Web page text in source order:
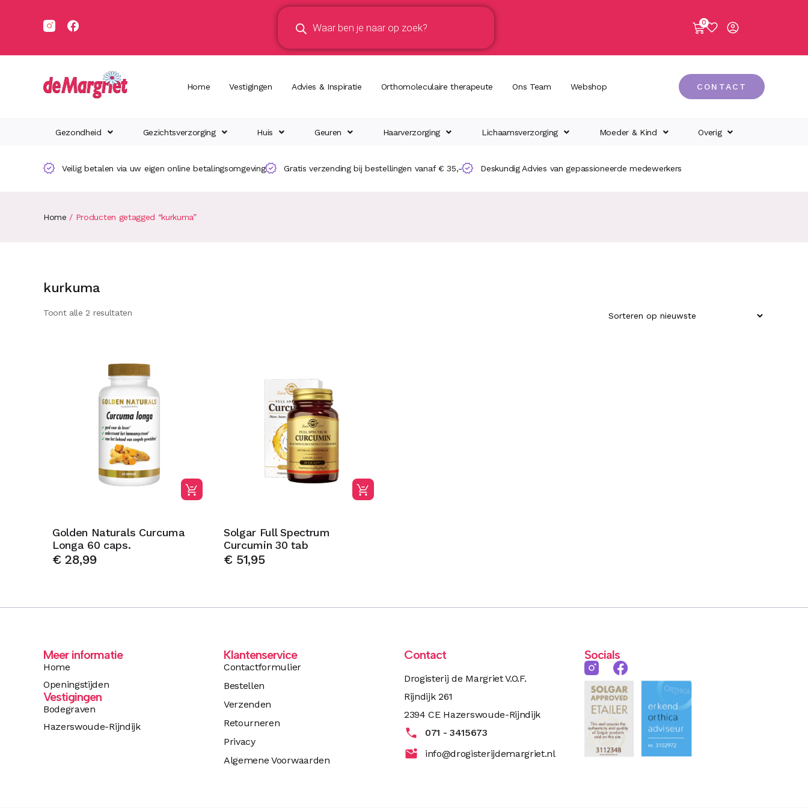
0
Home Vestigingen Advies & Inspiratie Orthomoleculaire therapeute Ons Team Webshop CONTACT
Gezondheid Gezichtsverzorging Huis Geuren Haarverzorging Lichaamsverzorging Moeder & Kind Overig
Veilig betalen via uw eigen online betalingsomgeving Gratis verzending bij bestellingen vanaf € 35,- Deskundig Advies van gepassioneerde medewerkers
Home / Producten getagged “kurkuma”
kurkuma
Toont alle 2 resultaten
Golden Naturals Curcuma
Longa 60 caps.
€28,99
Solgar Full Spectrum
Curcumin 30 tab
€51,95
Meer informatie
Home
Openingstijden
Vestigingen
Bodegraven
Hazerswoude-Rijndijk
Klantenservice
Contactformulier
Bestellen
Verzenden
Retourneren
Privacy
Algemene Voorwaarden
Contact
Drogisterij de Margriet V.O.F.
Rijndijk 261
2394 CE Hazerswoude-Rijndijk
071 - 3415673
info@drogisterijdemargriet.nl
Socials